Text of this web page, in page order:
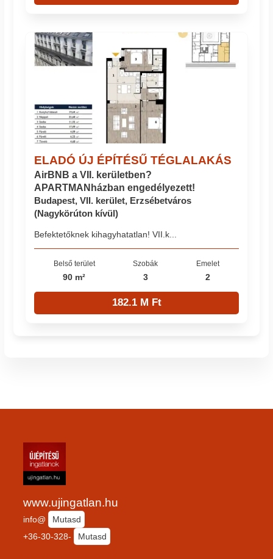
ELADÓ ÚJ ÉPÍTÉSŰ TÉGLALAKÁS
AirBNB a VII. kerületben?
APARTMANházban engedélyezett!
Budapest, VII. kerület, Erzsébetváros
(Nagykörúton kívül)
Befektetőknek kihagyhatatlan! VII.k...
Belső terület
90 m²
Szobák
3
Emelet
2
182.1 M Ft
www.ujingatlan.hu
info@
Mutasd
+36-30-328-
Mutasd